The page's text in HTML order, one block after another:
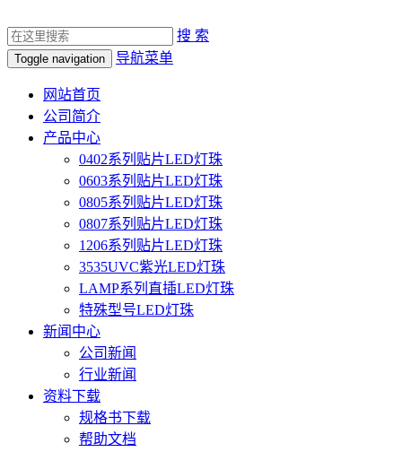
搜 索
Toggle navigation 导航菜单
网站首页
公司简介
产品中心
0402系列贴片LED灯珠
0603系列贴片LED灯珠
0805系列贴片LED灯珠
0807系列贴片LED灯珠
1206系列贴片LED灯珠
3535UVC紫光LED灯珠
LAMP系列直插LED灯珠
特殊型号LED灯珠
新闻中心
公司新闻
行业新闻
资料下载
规格书下载
帮助文档